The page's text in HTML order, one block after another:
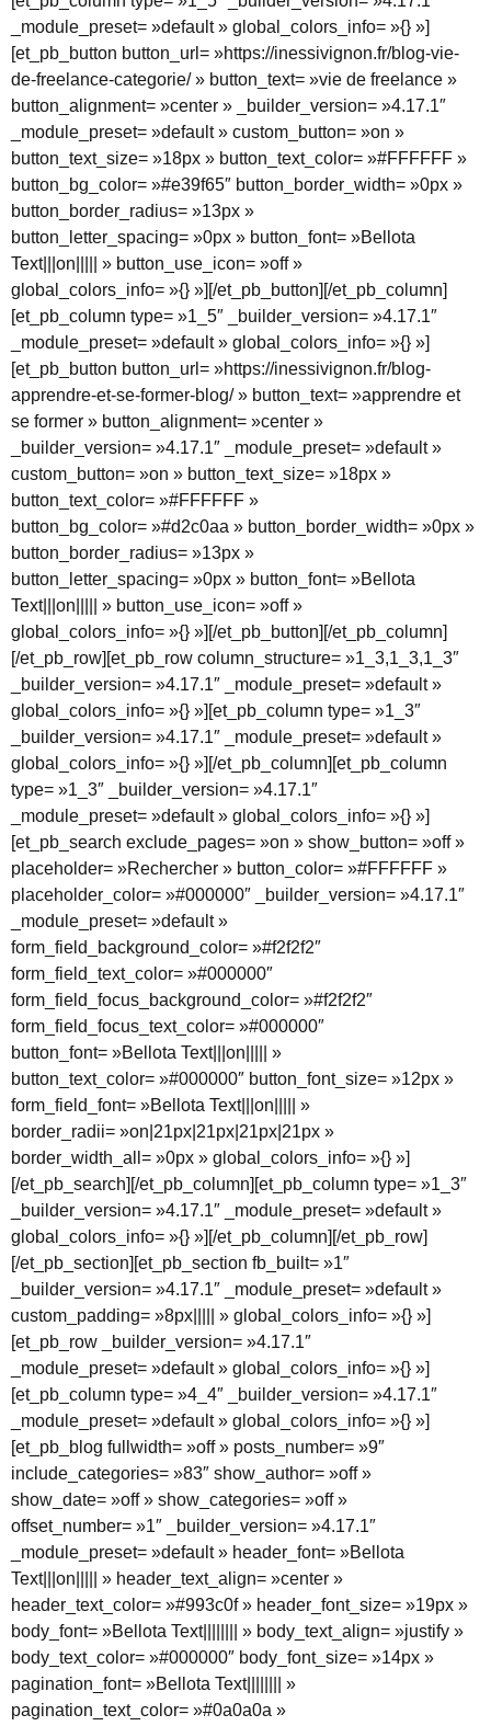
_module_preset= »default » global_colors_info= »{} »]
[et_pb_button button_url= »https://inessivignon.fr/blog-vie-
de-freelance-categorie/ » button_text= »vie de freelance »
button_alignment= »center » _builder_version= »4.17.1″
_module_preset= »default » custom_button= »on »
button_text_size= »18px » button_text_color= »#FFFFFF »
button_bg_color= »#e39f65″ button_border_width= »0px »
button_border_radius= »13px »
button_letter_spacing= »0px » button_font= »Bellota
Text|||on||||| » button_use_icon= »off »
global_colors_info= »{} »][/et_pb_button][/et_pb_column]
[et_pb_column type= »1_5″ _builder_version= »4.17.1″
_module_preset= »default » global_colors_info= »{} »]
[et_pb_button button_url= »https://inessivignon.fr/blog-
apprendre-et-se-former-blog/ » button_text= »apprendre et
se former » button_alignment= »center »
_builder_version= »4.17.1″ _module_preset= »default »
custom_button= »on » button_text_size= »18px »
button_text_color= »#FFFFFF »
button_bg_color= »#d2c0aa » button_border_width= »0px »
button_border_radius= »13px »
button_letter_spacing= »0px » button_font= »Bellota
Text|||on||||| » button_use_icon= »off »
global_colors_info= »{} »][/et_pb_button][/et_pb_column]
[/et_pb_row][et_pb_row column_structure= »1_3,1_3,1_3″
_builder_version= »4.17.1″ _module_preset= »default »
global_colors_info= »{} »][et_pb_column type= »1_3″
_builder_version= »4.17.1″ _module_preset= »default »
global_colors_info= »{} »][/et_pb_column][et_pb_column
type= »1_3″ _builder_version= »4.17.1″
_module_preset= »default » global_colors_info= »{} »]
[et_pb_search exclude_pages= »on » show_button= »off »
placeholder= »Rechercher » button_color= »#FFFFFF »
placeholder_color= »#000000″ _builder_version= »4.17.1″
_module_preset= »default »
form_field_background_color= »#f2f2f2″
form_field_text_color= »#000000″
form_field_focus_background_color= »#f2f2f2″
form_field_focus_text_color= »#000000″
button_font= »Bellota Text|||on||||| »
button_text_color= »#000000″ button_font_size= »12px »
form_field_font= »Bellota Text|||on||||| »
border_radii= »on|21px|21px|21px|21px »
border_width_all= »0px » global_colors_info= »{} »]
[/et_pb_search][/et_pb_column][et_pb_column type= »1_3″
_builder_version= »4.17.1″ _module_preset= »default »
global_colors_info= »{} »][/et_pb_column][/et_pb_row]
[/et_pb_section][et_pb_section fb_built= »1″
_builder_version= »4.17.1″ _module_preset= »default »
custom_padding= »8px||||| » global_colors_info= »{} »]
[et_pb_row _builder_version= »4.17.1″
_module_preset= »default » global_colors_info= »{} »]
[et_pb_column type= »4_4″ _builder_version= »4.17.1″
_module_preset= »default » global_colors_info= »{} »]
[et_pb_blog fullwidth= »off » posts_number= »9″
include_categories= »83″ show_author= »off »
show_date= »off » show_categories= »off »
offset_number= »1″ _builder_version= »4.17.1″
_module_preset= »default » header_font= »Bellota
Text|||on||||| » header_text_align= »center »
header_text_color= »#993c0f » header_font_size= »19px »
body_font= »Bellota Text|||||||| » body_text_align= »justify »
body_text_color= »#000000″ body_font_size= »14px »
pagination_font= »Bellota Text|||||||| »
pagination_text_color= »#0a0a0a »